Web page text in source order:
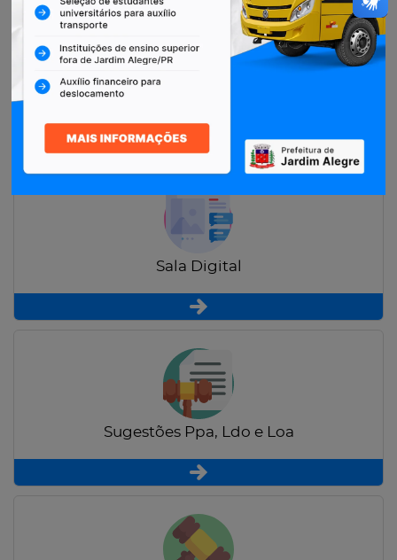
Restituição de Contribuintes
Sala Digital
Sugestões Ppa, Ldo e Loa